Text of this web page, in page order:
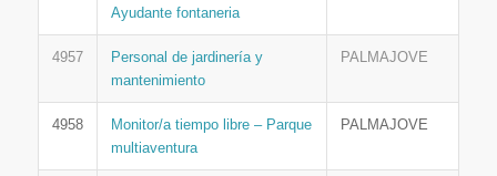
Ayudante fontaneria
4957
Personal de jardinería y
mantenimiento
PALMAJOVE
4958
Monitor/a tiempo libre – Parque
multiaventura
PALMAJOVE